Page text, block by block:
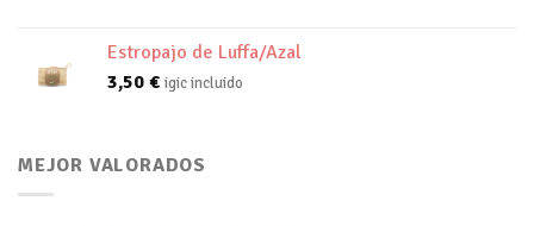
Estropajo de Luffa/Azal
3,50 € igic incluido
MEJOR VALORADOS